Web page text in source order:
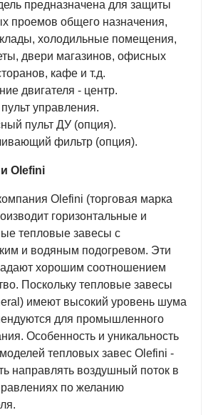
предназначена для защиты
проемов общего назначения,
холодильные помещения,
двери магазинов, офисных
кафе и т.д.
двигателя - центр.
управления.
пульт ДУ (опция).
фильтр (опция).
Olefini
Olefini (торговая марка
горизонтальные и
тепловые завесы с
и водяным подогревом. Эти
хорошим соотношением
Поскольку тепловые завесы
имеют высокий уровень шума
для промышленного
Особенность и уникальность
тепловых завес Olefini -
направлять воздушный поток в
по желанию